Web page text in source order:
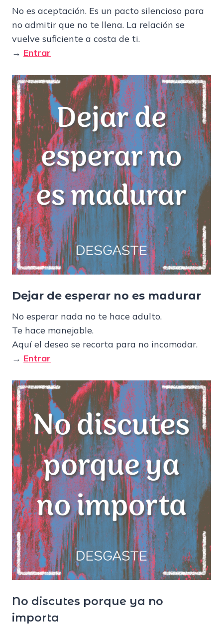
No es aceptación. Es un pacto silencioso para
no admitir que no te llena. La relación se
vuelve suficiente a costa de ti.
→ Entrar
Dejar de esperar no es madurar
No esperar nada no te hace adulto.
Te hace manejable.
Aquí el deseo se recorta para no incomodar.
→ Entrar
No discutes porque ya no
importa